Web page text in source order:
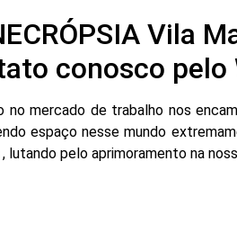
Vila
conosco pelo
mercado de trabalho nos
espaço nesse mundo
pelo aprimoramento na